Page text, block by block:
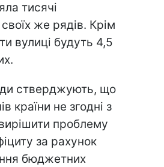
тисячі
же рядів. Крім
вулиці будуть 4,5
стверджують, що
країни не згодні з
проблему
за рахунок
бюджетних